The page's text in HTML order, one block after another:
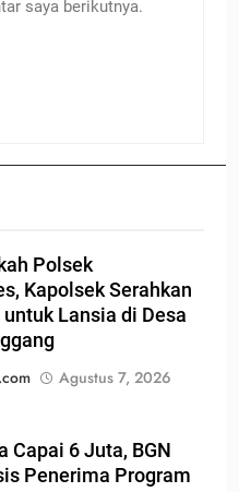
saya berikutnya.
Polsek
Kapolsek Serahkan
untuk Lansia di Desa
Agustus 7, 2026
Capai 6 Juta, BGN
Penerima Program